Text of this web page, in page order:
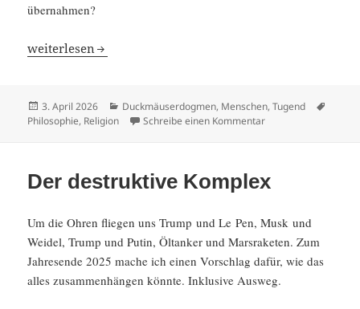
übernahmen?
Irrtum eines Zynikers
weiter­lesen
Veröffentlicht
am
3. April 2026 Kategorien
Duckmäuserdogmen, Menschen,Tugend
Philosophie, Religion Schreibe einen Kommentarzu Irrtum eines
Der destruktive Komplex
Um die Ohren fliegen uns Trump und Le Pen, Musk und
Weidel, Trump und Putin, Öltanker und Marsra­keten. Zum
Jahres­ende 2025 mache ich einen Vorschlag dafür, wie das
alles zusam­men­hängen könnte. Inklu­sive Ausweg.